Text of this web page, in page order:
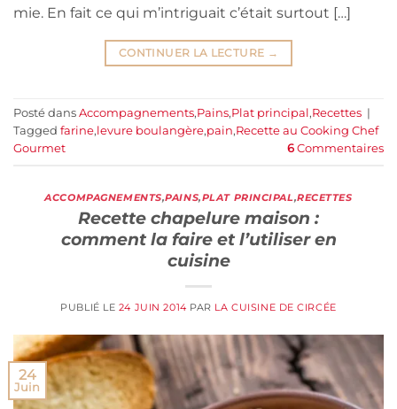
mie. En fait ce qui m’intriguait c’était surtout […]
CONTINUER LA LECTURE →
Posté dans Accompagnements,Pains,Plat principal ,Recettes |
Tagged farine,levure boulangère,pain,Recette au Cooking Chef
Gourmet
6 Commentaires
ACCOMPAGNEMENTS,PAINS,PLAT PRINCIPAL,RECETTES
Recette chapelure maison :
comment la faire et l’utiliser en
cuisine
PUBLIÉ LE 24 JUIN 2014 PAR LA CUISINE DE CIRCÉE
24
Juin